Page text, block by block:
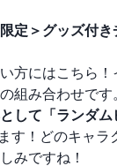
定＞グッズ付き
方にはこちら
組み合わせです
して「ランダム
す！どのキャラ
みですね！